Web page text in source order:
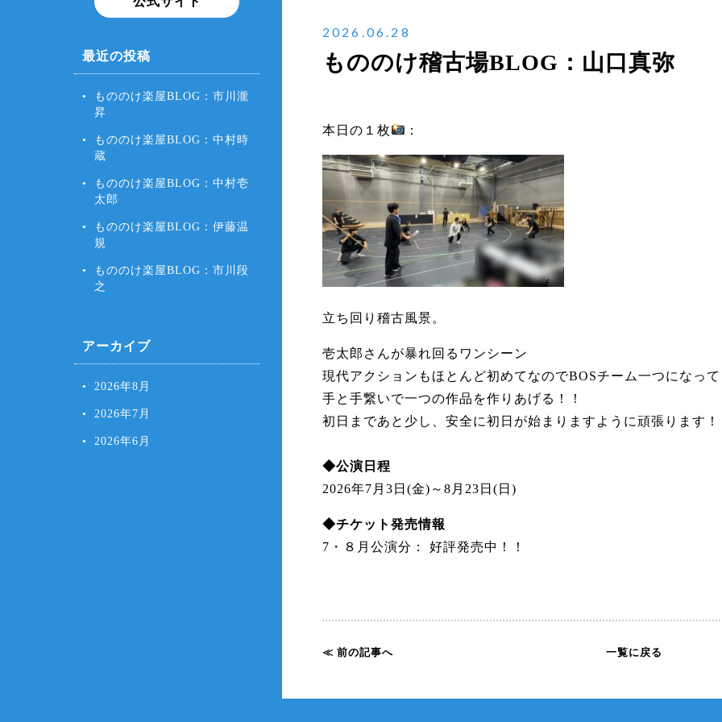
最近の投稿
もののけ楽屋BLOG：市川瀧
昇
もののけ楽屋BLOG：中村時
蔵
もののけ楽屋BLOG：中村壱
太郎
もののけ楽屋BLOG：伊藤温
規
もののけ楽屋BLOG：市川段
之
アーカイブ
2026年8月
2026年7月
2026年6月
2026.06.28
もののけ稽古場BLOG：山口真弥
本日の１枚 ：
立ち回り稽古風景。
壱太郎さんが暴れ回るワンシーン
現代アクションもほとんど初めてなのでBOSチーム一つになって
手と手繋いで一つの作品を作りあげる！！
初日まであと少し、安全に初日が始まりますように頑張ります！
◆公演日程
2026年7月3日(金)～8月23日(日)
◆チケット発売情報
7・８月公演分： 好評発売中！！
≪ 前の記事へ 一覧に戻る